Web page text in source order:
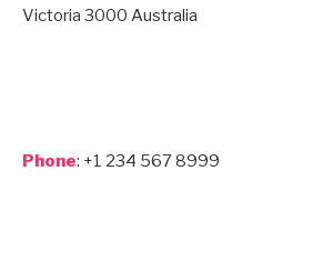
Victoria 3000 Australia
Phone: +1 234 567 8999